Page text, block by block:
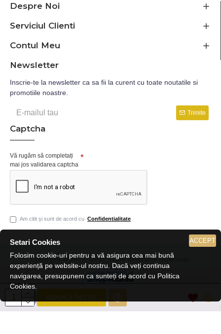
Despre Noi
Serviciul Clienti
Contul Meu
Newsletter
Inscrie-te la newsletter ca sa fii la curent cu toate noutatile si
promotiile noastre.
Trimite
Captcha
Vă rugăm să completați
mai jos validarea captcha
Am citit și sunt de acord cu Confidentialitate
Copyright © 2019, DiArt, Toate drepturile rezervate.
ACCEPT
Setari Cookies
Folosim cookie-uri pentru a vă asigura cea mai bună
experiență pe website-ul nostru. Dacă veți continua
navigarea, presupunem ca sunteți de acord cu Politica
Cookies.